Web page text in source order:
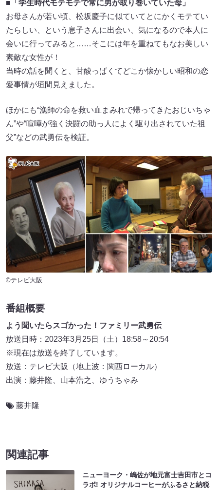
■「学生時代モテモテで常に男が取り巻いていた母」
お母さんが若い頃、松坂慶子に似ていてとにかくモテてい
たらしい、という息子さんに出会い、気になるので本人に
会いに行ってみると……そこには年を重ねてもなお美しい
素敵な女性が！
当時の話を聞くと、甘酸っぱくてどこか懐かしい昭和の恋
愛事情が垣間見えました。
ほかにも“漁師の命を救い血まみれで帰ってきたおじいちゃ
ん”や“喧嘩が強く決闘の助っ人によく駆り出されていた祖
父”などの武勇伝を検証。
©テレビ大阪
番組概要
よう聞いたらスゴかった！ファミリー武勇伝
放送日時：2023年3月25日（土）18:58～20:54
※現在は放送を終了しています。
放送：テレビ大阪（地上波：関西ローカル）
出演：藤井隆、山本浩之、ゆうちゃみ
藤井隆
関連記事
ニューヨーク・嶋佐が地元富士吉田市とコ
ラボ! オリジナルコーヒーがふるさと納税